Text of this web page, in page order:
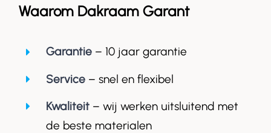
Waarom Dakraam Garant
Garantie– 10 jaar garantie
Service – snel en flexibel
Kwaliteit– wij werken uitsluitend met
de beste materialen